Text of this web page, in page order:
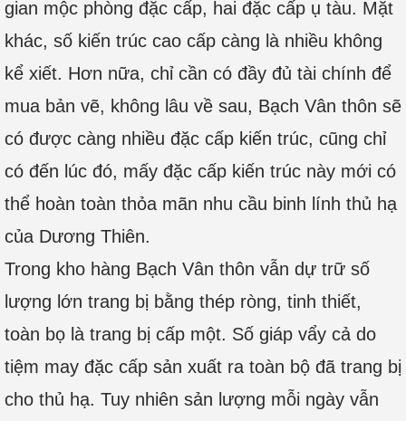
gian mộc phòng đặc cấp, hai đặc cấp ụ tàu. Mặt
khác, số kiến trúc cao cấp càng là nhiều không
kể xiết. Hơn nữa, chỉ cần có đầy đủ tài chính để
mua bản vẽ, không lâu về sau, Bạch Vân thôn sẽ
có được càng nhiều đặc cấp kiến trúc, cũng chỉ
có đến lúc đó, mấy đặc cấp kiến trúc này mới có
thể hoàn toàn thỏa mãn nhu cầu binh lính thủ hạ
của Dương Thiên.
Trong kho hàng Bạch Vân thôn vẫn dự trữ số
lượng lớn trang bị bằng thép ròng, tinh thiết,
toàn bọ là trang bị cấp một. Số giáp vẩy cả do
tiệm may đặc cấp sản xuất ra toàn bộ đã trang bị
cho thủ hạ. Tuy nhiên sản lượng mỗi ngày vẫn